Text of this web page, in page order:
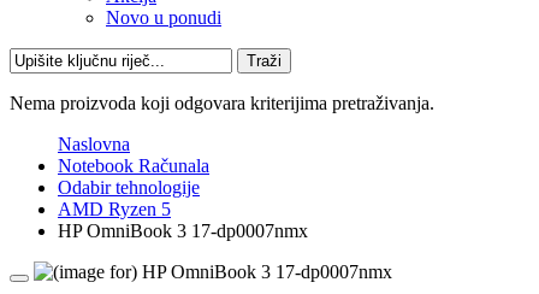
Novo u ponudi
Traži
Nema proizvoda koji odgovara kriterijima pretraživanja.
Naslovna
Notebook Računala
Odabir tehnologije
AMD Ryzen 5
HP OmniBook 3 17-dp0007nmx